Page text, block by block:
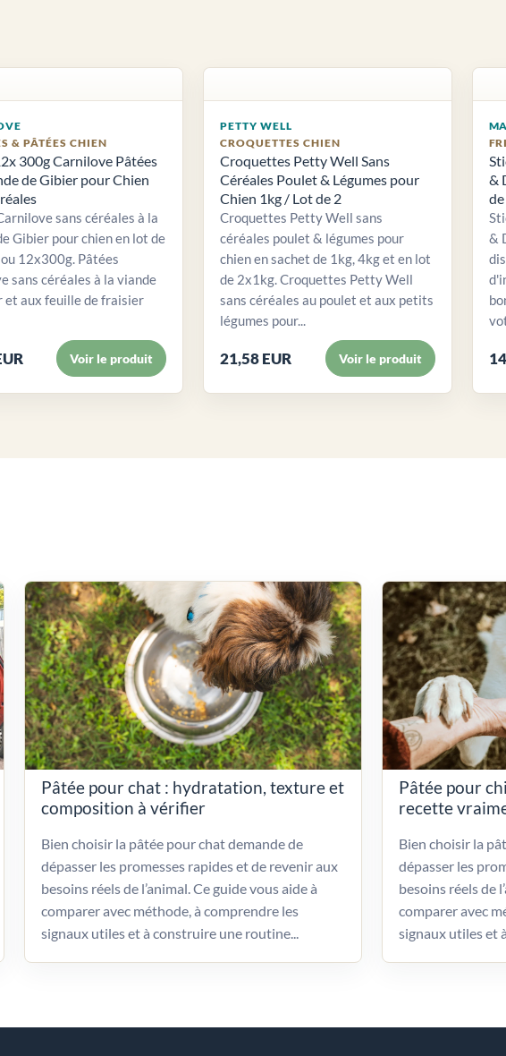
& PÂTÉES CHIEN
300g Carnilove Pâtées
de Gibier pour Chien
sans céréales à la
Gibier pour chien en lot de
12x300g. Pâtées
sans céréales à la viande
et aux feuille de fraisier
Voir le produit
PETTY WELL
CROQUETTES CHIEN
Croquettes Petty Well Sans
Céréales Poulet & Légumes pour
Chien 1kg / Lot de 2
Croquettes Petty Well sans
céréales poulet & légumes pour
chien en sachet de 1kg, 4kg et en lot
de 2x1kg. Croquettes Petty Well
sans céréales au poulet et aux petits
légumes pour...
21,58 EUR Voir le produit
&
&
Pâtée pour chat : hydratation, texture et
composition à vérifier
Bien choisir la pâtée pour chat demande de
dépasser les promesses rapides et de revenir aux
besoins réels de l’animal. Ce guide vous aide à
comparer avec méthode, à comprendre les
signaux utiles et à construire une routine...
Pâtée pour
recette
Bien choisir la
dépasser les
besoins réels de
comparer avec
signaux utiles et